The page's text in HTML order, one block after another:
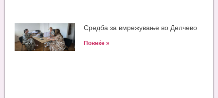
Средба за вмрежување во Делчево
Повеќе »